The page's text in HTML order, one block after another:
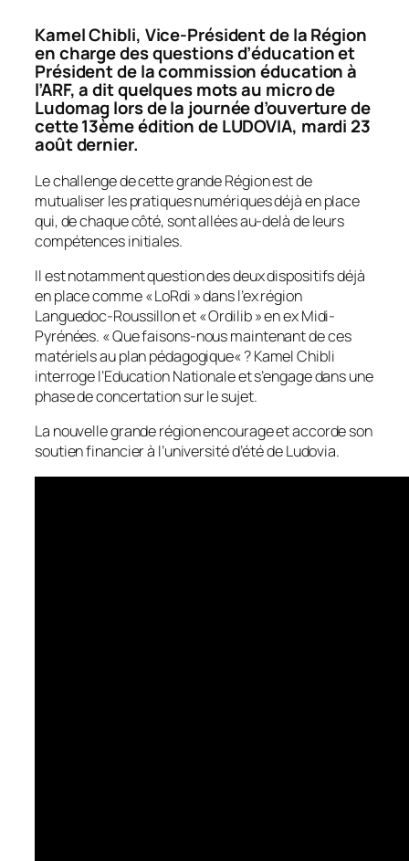
Kamel Chibli, Vice-Président de la Région
en charge des questions d’éducation et
Président de la commission éducation à
l’ARF, a dit quelques mots au micro de
Ludomag lors de la journée d’ouverture de
cette 13ème édition de LUDOVIA, mardi 23
août dernier.
Le challenge de cette grande Région est de
mutualiser les pratiques numériques déjà en place
qui, de chaque côté, sont allées au-delà de leurs
compétences initiales.
Il est notamment question des deux dispositifs déjà
en place comme « LoRdi » dans l’ex région
Languedoc-Roussillon et « Ordilib » en ex Midi-
Pyrénées. «Que faisons-nous maintenant de ces
matériels au plan pédagogique« ? Kamel Chibli
interroge l’Education Nationale et s’engage dans une
phase de concertation sur le sujet.
La nouvelle grande région encourage et accorde son
soutien financier à l’université d’été de Ludovia.